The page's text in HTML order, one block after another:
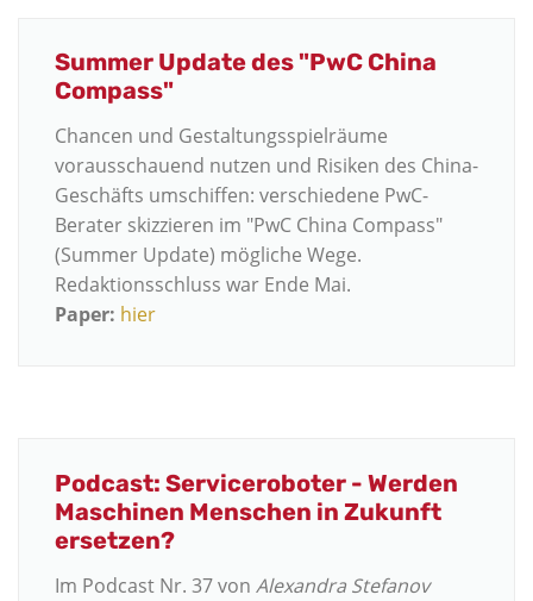
Summer Update des "PwC China
Compass"
Chancen und Gestaltungsspielräume
vorausschauend nutzen und Risiken des China-
Geschäfts umschiffen: verschiedene PwC-
Berater skizzieren im "PwC China Compass"
(Summer Update) mögliche Wege.
Redaktionsschluss war Ende Mai.
Paper: hier
Podcast: Serviceroboter - Werden
Maschinen Menschen in Zukunft
ersetzen?
Im Podcast Nr. 37 von Alexandra Stefanov